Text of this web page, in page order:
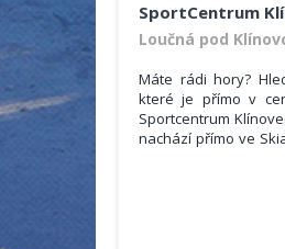
SportCentrum
Loučná pod
Máte rádi hory?
které je přímo v
Sportcentrum
nachází přímo ve
velkým počet